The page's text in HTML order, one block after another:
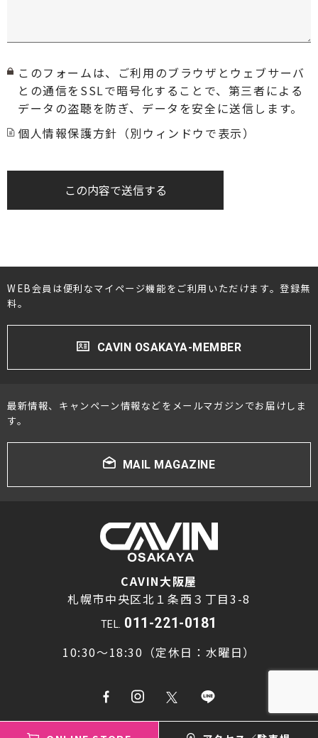
このフォームは、ご利用のブラウザとウェブサーバ
との通信をSSLで暗号化することで、第三者による
データの盗聴を防ぎ、データを安全に送信します。
個人情報保護方針（別ウィンドウで表示）
この内容で送信する
WEB会員は便利なマイページ機能をご利用いただけます。登録無
料。
CAVIN OSAKAYA-MEMBER
最新情報、キャンペーン情報などをメールマガジンでお届けしま
す。
MAIL MAGAZINE
CAVIN大阪屋
札幌市中央区北１条西３丁目3-8
TEL. 011-221-0181
10:30～18:30（定休日：水曜日）